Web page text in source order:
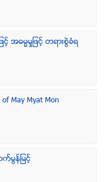
ဓမၼမႈျဖင့္ တရားစြဲခံရ
May Myat Mon
ြန္ျမင့္